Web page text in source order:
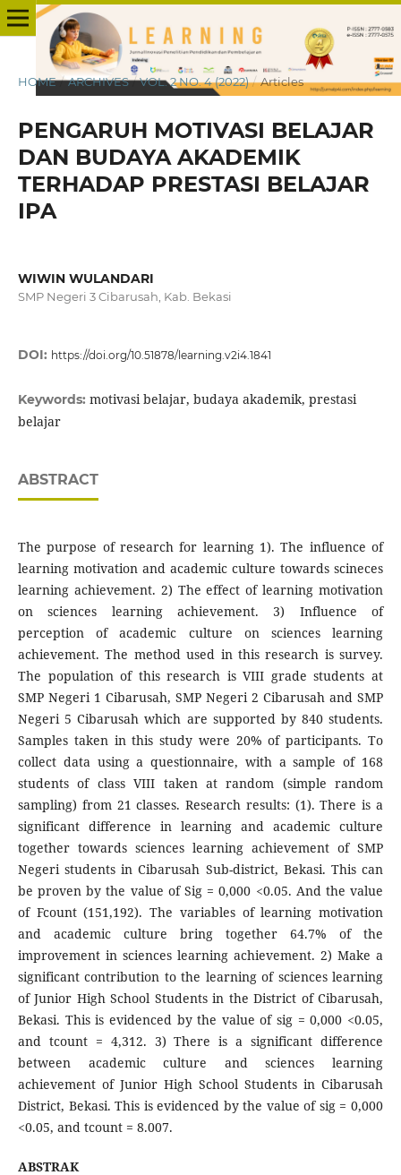
HOME / ARCHIVES / VOL. 2 NO. 4 (2022) / Articles
PENGARUH MOTIVASI BELAJAR
DAN BUDAYA AKADEMIK
TERHADAP PRESTASI BELAJAR
IPA
WIWIN WULANDARI
SMP Negeri 3 Cibarusah, Kab. Bekasi
DOI: https://doi.org/10.51878/learning.v2i4.1841
Keywords: motivasi belajar, budaya akademik, prestasi
belajar
ABSTRACT
The purpose of research for learning 1). The influence of
learning motivation and academic culture towards scineces
learning achievement. 2) The effect of learning motivation
on sciences learning achievement. 3) Influence of
perception of academic culture on sciences learning
achievement. The method used in this research is survey.
The population of this research is VIII grade students at
SMP Negeri 1 Cibarusah, SMP Negeri 2 Cibarusah and SMP
Negeri 5 Cibarusah which are supported by 840 students.
Samples taken in this study were 20% of participants. To
collect data using a questionnaire, with a sample of 168
students of class VIII taken at random (simple random
sampling) from 21 classes. Research results: (1). There is a
significant difference in learning and academic culture
together towards sciences learning achievement of SMP
Negeri students in Cibarusah Sub-district, Bekasi. This can
be proven by the value of Sig = 0,000 <0.05. And the value
of Fcount (151,192). The variables of learning motivation
and academic culture bring together 64.7% of the
improvement in sciences learning achievement. 2) Make a
significant contribution to the learning of sciences learning
of Junior High School Students in the District of Cibarusah,
Bekasi. This is evidenced by the value of sig = 0,000 <0.05,
and tcount = 4,312. 3) There is a significant difference
between academic culture and sciences learning
achievement of Junior High School Students in Cibarusah
District, Bekasi. This is evidenced by the value of sig = 0,000
<0.05, and tcount = 8.007.
ABSTRAK